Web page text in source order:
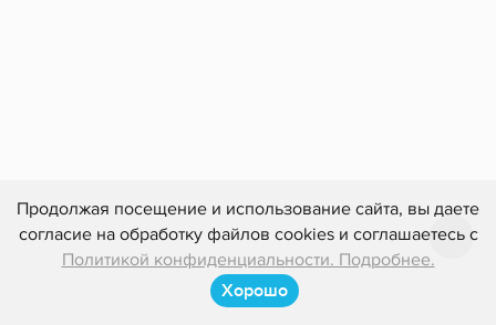
Продолжая посещение и использование сайта, вы даете
согласие на обработку файлов cookies и соглашаетесь с
Политикой конфиденциальности. Подробнее.
Хорошо